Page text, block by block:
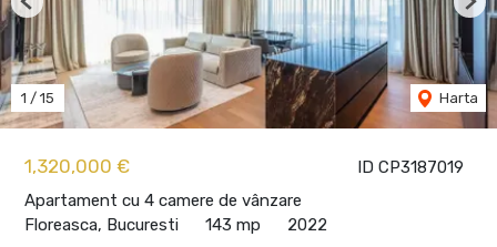
ID CP3187019
1,320,000 €
Apartament cu 4 camere de vânzare
Floreasca, Bucuresti
143 mp 2022
1 / 15 Harta
Previous